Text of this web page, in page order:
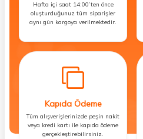
Hafta içi saat 14:00’ten önce
oluşturduğunuz tüm siparişler
aynı gün kargoya verilmektedir.
Kapıda Ödeme
Tüm alışverişlerinizde peşin nakit
veya kredi kartı ile kapıda ödeme
gerçekleştirebilirsiniz.